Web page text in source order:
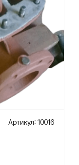
Артикул: 10016